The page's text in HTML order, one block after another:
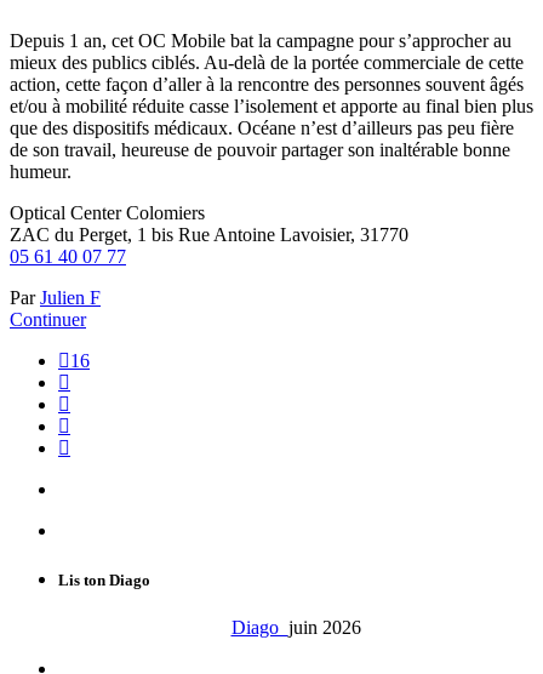
Depuis 1 an, cet OC Mobile bat la campagne pour s’approcher au
mieux des publics ciblés. Au-delà de la portée commerciale de cette
action, cette façon d’aller à la rencontre des personnes souvent âgés
et/ou à mobilité réduite casse l’isolement et apporte au final bien plus
que des dispositifs médicaux. Océane n’est d’ailleurs pas peu fière
de son travail, heureuse de pouvoir partager son inaltérable bonne
humeur.
Optical Center Colomiers
ZAC du Perget, 1 bis Rue Antoine Lavoisier, 31770
05 61 40 07 77
ParJulien F
Continuer
16
Lis ton Diago
Diago juin 2026